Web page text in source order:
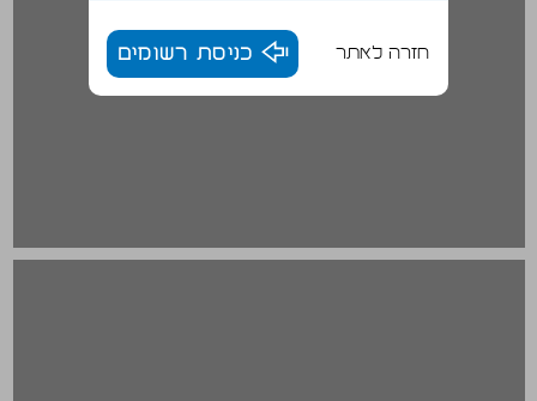
חזרה לאתר כניסת רשומים